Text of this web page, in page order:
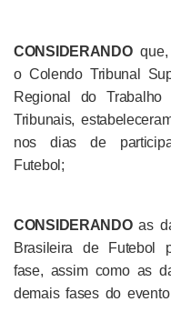
CONSIDERANDOque,
o Colendo Tribunal
Regional do
Tribunais,
nos dias de
Futebol;
CONSIDERANDOas
Brasileira de Futebol
fase, assim como as
demais fases do